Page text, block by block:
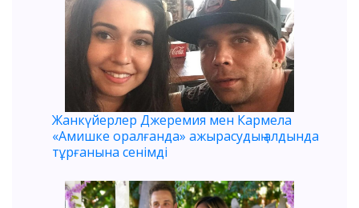
Жанкүйерлер Джеремия мен Кармела
«Амишке оралғанда» ажырасудың алдында
тұрғанына сенімді